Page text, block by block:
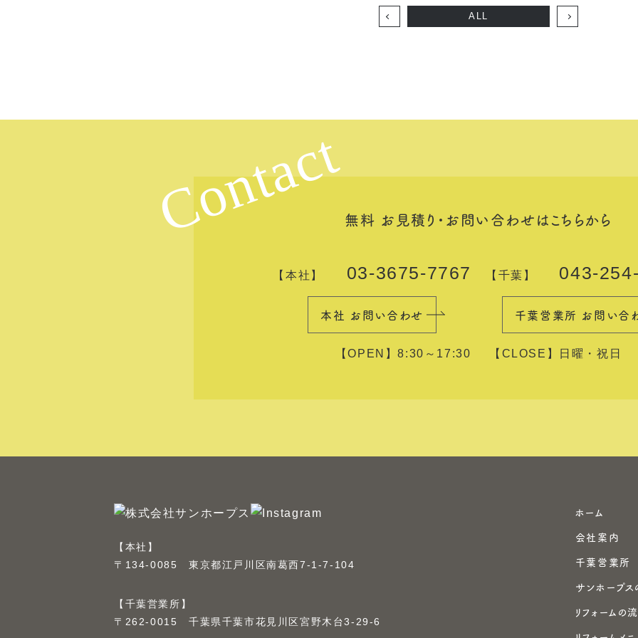
ALL
Contact無料 お見積り・お問い合わせはこちらから
【本社】 03-3675-7767
本社 お問い合わせ
【千葉】 043-
千葉営業所 お問い合
【OPEN】8:30～17:30 【CLOSE】日曜・祝日
【本社】
〒134-0085 東京都江戸川区南葛西7-1-7-104
【千葉営業所】
〒262-0015 千葉県千葉市花見川区宮野木台3-29-6
ホーム
会社案内
千葉営業所
サンホープ
リフォームの